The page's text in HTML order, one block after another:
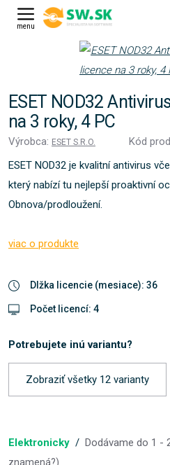
menu
ESET NOD32
na 3 roky, 4 PC
Výrobca: ESET S.R.O.
Kód
ESET NOD32 je kvalitní antivirus
který nabízí tu nejlepší proaktivní
Obnova/prodloužení.
viac o produkte
Dlžka licencie (mesiace): 36
Počet licencí: 4
Potrebujete inú variantu?
Zobraziť všetky 12 varianty
Elektronicky / Dodávame do 1 -
znamená?)